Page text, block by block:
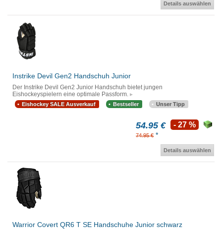
Details auswählen
Instrike Devil Gen2 Handschuh Junior
Der Instrike Devil Gen2 Junior Handschuh bietet jungen
Eishockeyspielern eine optimale Passform.
Eishockey SALE Ausverkauf Bestseller Unser Tipp
54.95 €
74.95 € *
- 27 %
Details auswählen
Warrior Covert QR6 T SE Handschuhe Junior schwarz